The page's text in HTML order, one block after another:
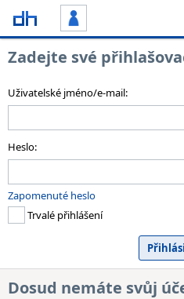
Zadejte své
Uživatelské jméno/e-mail:
Heslo:
Zapomenuté heslo
Trvalé přihlášení
Dosud nemáte svůj